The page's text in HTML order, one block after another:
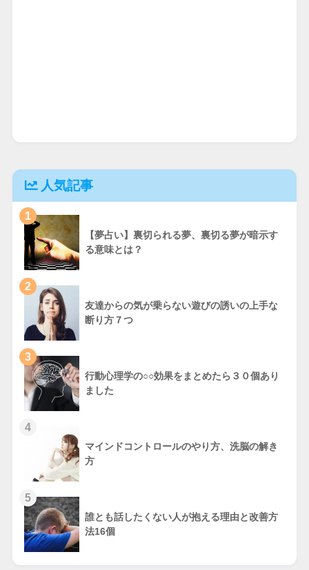
人気記事
1
【夢占い】裏切られる夢、裏切る夢が暗示す
る意味とは？
2
友達からの気が乗らない遊びの誘いの上手な
断り方７つ
3
行動心理学の○○効果をまとめたら３０個あり
ました
4
マインドコントロールのやり方、洗脳の解き
方
5
誰とも話したくない人が抱える理由と改善方
法16個